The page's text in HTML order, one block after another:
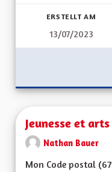
ERSTELLT AM
13/07/2023
Jeunesse et arts
Nathan Bauer
Mon Code postal